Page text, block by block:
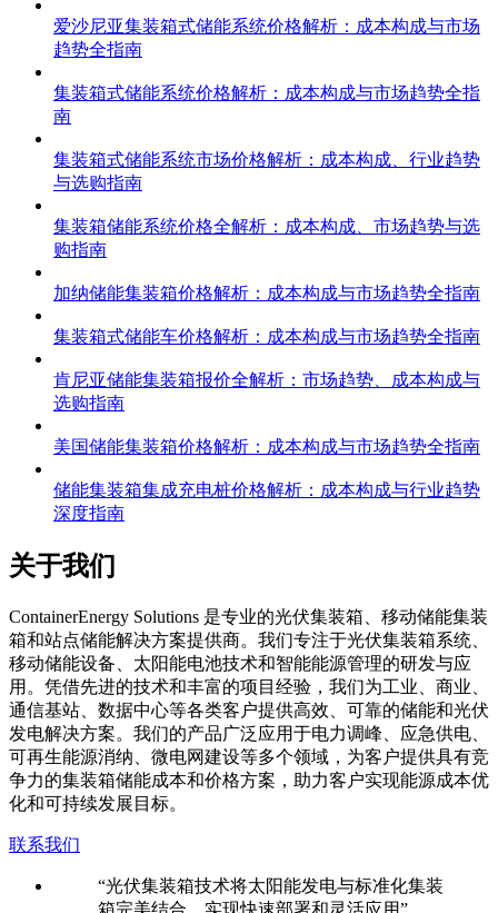
爱沙尼亚集装箱式储能系统价格解析：成本构成与市场
趋势全指南
集装箱式储能系统价格解析：成本构成与市场趋势全指
南
集装箱式储能系统市场价格解析：成本构成、行业趋势
与选购指南
集装箱储能系统价格全解析：成本构成、市场趋势与选
购指南
加纳储能集装箱价格解析：成本构成与市场趋势全指南
集装箱式储能车价格解析：成本构成与市场趋势全指南
肯尼亚储能集装箱报价全解析：市场趋势、成本构成与
选购指南
美国储能集装箱价格解析：成本构成与市场趋势全指南
储能集装箱集成充电桩价格解析：成本构成与行业趋势
深度指南
关于我们
ContainerEnergy Solutions 是专业的光伏集装箱、移动储能集装
箱和站点储能解决方案提供商。我们专注于光伏集装箱系统、
移动储能设备、太阳能电池技术和智能能源管理的研发与应
用。凭借先进的技术和丰富的项目经验，我们为工业、商业、
通信基站、数据中心等各类客户提供高效、可靠的储能和光伏
发电解决方案。我们的产品广泛应用于电力调峰、应急供电、
可再生能源消纳、微电网建设等多个领域，为客户提供具有竞
争力的集装箱储能成本和价格方案，助力客户实现能源成本优
化和可持续发展目标。
联系我们
“光伏集装箱技术将太阳能发电与标准化集装
箱完美结合，实现快速部署和灵活应用”